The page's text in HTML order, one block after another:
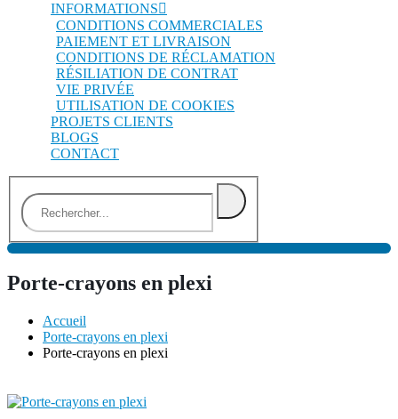
INFORMATIONS
CONDITIONS COMMERCIALES
PAIEMENT ET LIVRAISON
CONDITIONS DE RÉCLAMATION
RÉSILIATION DE CONTRAT
VIE PRIVÉE
UTILISATION DE COOKIES
PROJETS CLIENTS
BLOGS
CONTACT
Porte-crayons en plexi
Accueil
Porte-crayons en plexi
Porte-crayons en plexi